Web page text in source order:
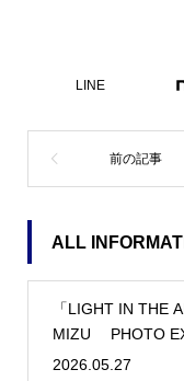
LINE
ALL
「LIGHT IN THE
MIZU PHOTO
2026.05.27